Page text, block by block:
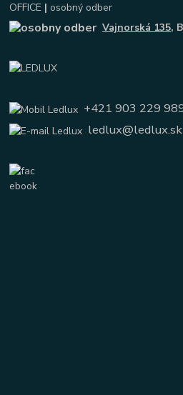
OFFICE | osobný odber
Vajnorská 135,
+421 903 229
ledlux@ledlux.sk